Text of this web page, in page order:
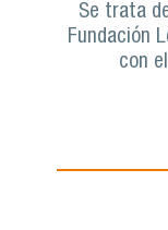
Se trata
Fundación
con